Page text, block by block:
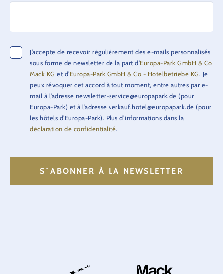
J’accepte de recevoir régulièrement des e-mails personnalisés
sous forme de newsletter de la part d’Europa-Park GmbH & Co
Mack KG et d’Europa-Park GmbH & Co - Hotelbetriebe KG. Je
peux révoquer cet accord à tout moment, entre autres par e-
mail à l’adresse newsletter-service@europapark.de (pour
Europa-Park) et à l’adresse verkauf.hotel@europapark.de (pour
les hôtels d’Europa-Park). Plus d’informations dans la
déclaration de confidentialité.